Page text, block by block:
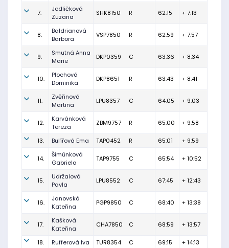
7.
Jedličková
Zuzana
SHK8150 R 62:15 + 7:13
8.
Baldrianová
Barbora
VSP7850 R 62:59 + 7:57
9.
Smutná Anna
Marie
DKP0359 C 63:36 + 8:34
10.
Plochová
Dominika
DKP8651 R 63:43 + 8:41
11.
Zvěřinová
Martina
LPU8357 C 64:05 + 9:03
12.
Karvánková
Tereza
ZBM9757 R 65:00 + 9:58
13. Bulířová Ema TAP0452 R 65:01 + 9:59
14.
Šimůnková
Gabriela
TAP9755 C 65:54 + 10:52
15.
Udržalová
Pavla
LPU8552 C 67:45 + 12:43
16.
Janovská
Kateřina
PGP9850 C 68:40 + 13:38
17.
Kašková
Kateřina
CHA7850 C 68:59 + 13:57
18. Rufferová Iva TUR8354 C 69:15 + 14:13